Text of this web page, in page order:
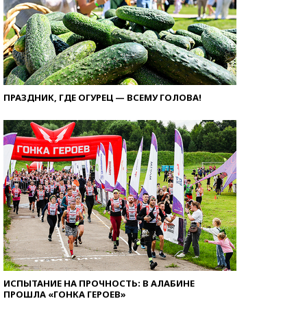
ПРАЗДНИК, ГДЕ ОГУРЕЦ — ВСЕМУ ГОЛОВА!
ИСПЫТАНИЕ НА ПРОЧНОСТЬ: В АЛАБИНЕ
ПРОШЛА «ГОНКА ГЕРОЕВ»